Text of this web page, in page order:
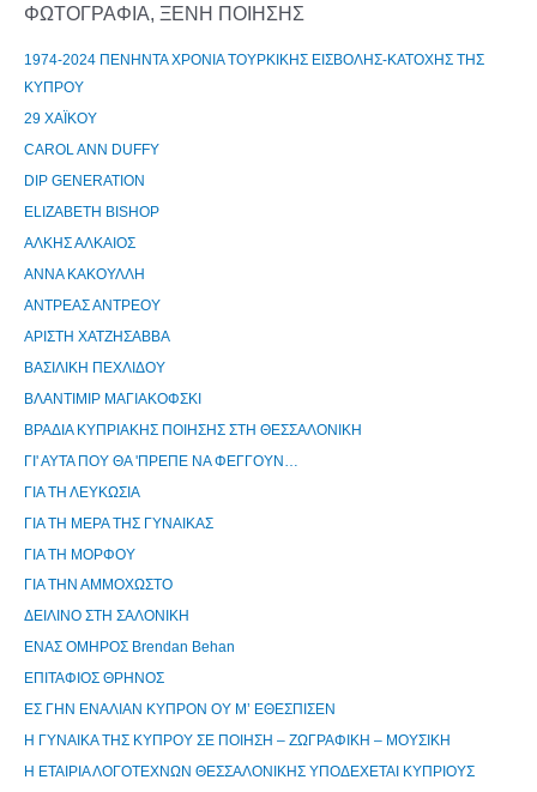
ΦΩΤΟΓΡΑΦΙΑ, ΞΕΝΗ ΠΟΙΗΣΗΣ
1974-2024 ΠΕΝΗΝΤΑ ΧΡΟΝΙΑ ΤΟΥΡΚΙΚΗΣ ΕΙΣΒΟΛΗΣ-ΚΑΤΟΧΗΣ ΤΗΣ
ΚΥΠΡΟΥ
29 ΧΑΪΚΟΥ
CAROL ANN DUFFY
DIP GENERATION
ELIZABETH BISHOP
ΑΛΚΗΣ ΑΛΚΑΙΟΣ
ΑΝΝΑ ΚΑΚΟΥΛΛΗ
ΑΝΤΡΕΑΣ ΑΝΤΡΕΟΥ
ΑΡΙΣΤΗ ΧΑΤΖΗΣΑΒΒΑ
ΒΑΣΙΛΙΚΗ ΠΕΧΛΙΔΟΥ
ΒΛΑΝΤΙΜΙΡ ΜΑΓΙΑΚΟΦΣΚΙ
ΒΡΑΔΙΑ ΚΥΠΡΙΑΚΗΣ ΠΟΙΗΣΗΣ ΣΤΗ ΘΕΣΣΑΛΟΝΙΚΗ
ΓΙ' ΑΥΤΑ ΠΟΥ ΘΑ 'ΠΡΕΠΕ ΝΑ ΦΕΓΓΟΥΝ…
ΓΙΑ ΤΗ ΛΕΥΚΩΣΙΑ
ΓΙΑ ΤΗ ΜΕΡΑ ΤΗΣ ΓΥΝΑΙΚΑΣ
ΓΙΑ ΤΗ ΜΟΡΦΟΥ
ΓΙΑ ΤΗΝ ΑΜΜΟΧΩΣΤΟ
ΔΕΙΛΙΝΟ ΣΤΗ ΣΑΛΟΝΙΚΗ
ΕΝΑΣ ΟΜΗΡΟΣ Brendan Behan
ΕΠΙΤΑΦΙΟΣ ΘΡΗΝΟΣ
ΕΣ ΓΗΝ ΕΝΑΛΙΑΝ ΚΥΠΡΟΝ ΟΥ Μ’ ΕΘΕΣΠΙΣΕΝ
Η ΓΥΝΑΙΚΑ ΤΗΣ ΚΥΠΡΟΥ ΣΕ ΠΟΙΗΣΗ – ΖΩΓΡΑΦΙΚΗ – ΜΟΥΣΙΚΗ
Η ΕΤΑΙΡΙΑ ΛΟΓΟΤΕΧΝΩΝ ΘΕΣΣΑΛΟΝΙΚΗΣ ΥΠΟΔΕΧΕΤΑΙ ΚΥΠΡΙΟΥΣ